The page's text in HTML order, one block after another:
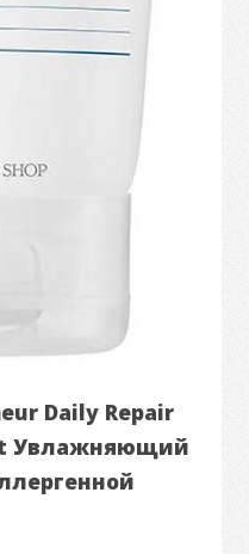
Daily Repair
Увлажняющий